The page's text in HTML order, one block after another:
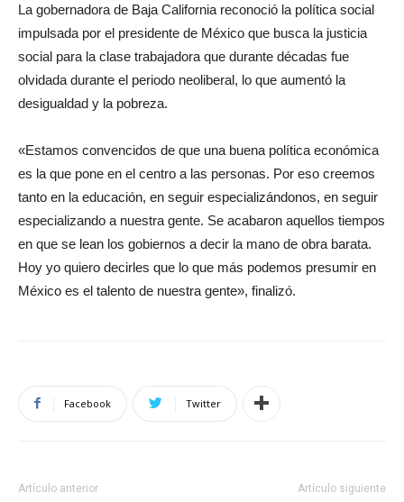
La gobernadora de Baja California reconoció la política social
impulsada por el presidente de México que busca la justicia
social para la clase trabajadora que durante décadas fue
olvidada durante el periodo neoliberal, lo que aumentó la
desigualdad y la pobreza.
«Estamos convencidos de que una buena política económica
es la que pone en el centro a las personas. Por eso creemos
tanto en la educación, en seguir especializándonos, en seguir
especializando a nuestra gente. Se acabaron aquellos tiempos
en que se lean los gobiernos a decir la mano de obra barata.
Hoy yo quiero decirles que lo que más podemos presumir en
México es el talento de nuestra gente», finalizó.
Facebook Twitter
Artículo anterior Artículo siguiente